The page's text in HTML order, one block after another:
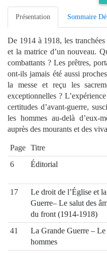
Présentation Sommaire
De 1914 à 1918, les
et la matrice d’un nouveau.
combattants ? Les prêtres,
ont-ils jamais été aussi
la messe et reçu les
exceptionnelles ?
certitudes d’avant-guerre,
les hommes au-delà d’eux-
auprès des mourants et des
Page Titre
6
Éditorial
17
Le droit de l’Église et
Guerre– Le salut des
du front (1914-1918)
41
La Grande Guerre –
hommes